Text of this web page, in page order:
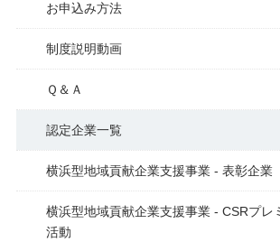
お申込み方法
制度説明動画
Ｑ＆Ａ
認定企業一覧
横浜型地域貢献企業支援事業 - 表彰企業
横浜型地域貢献企業支援事業 - CSRプレ
活動